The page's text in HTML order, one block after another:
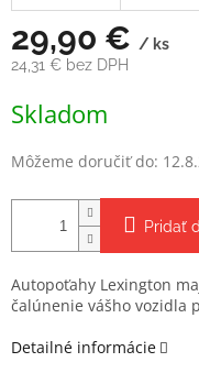
29,90 € / ks
24,31 € bez DPH
cena:
Skladom
Môžeme doručiť do:
Pridať
Autopoťahy Lexington
čalúnenie vášho vozidla
Detailné informácie